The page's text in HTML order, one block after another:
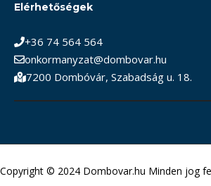
Elérhetőségek
+36 74 564 564
onkormanyzat@dombovar.hu
7200 Dombóvár, Szabadság u. 18.
Copyright © 2024 Dombovar.hu Minden jog